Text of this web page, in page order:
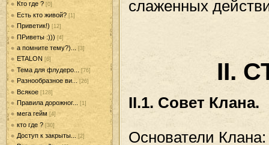
Кто где ? [0]
Есть кто живой? [1]
Приветик!) [12]
ПРиветы :))) [4]
а помните тему?)... [3]
ETALON [6]
Тема для флудеро... [76]
Разнообразное ви... [26]
Всякое [128]
Правила дорожног... [1]
мега гейм [4]
кто где ? [30]
Доступ к закрыты... [2]
слаженных
II.
II.1. Совет Клана.
Основатели Клана: